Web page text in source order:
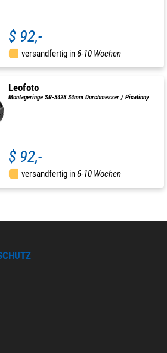
$ 92,-
versandfertig in6-10 Wochen
Leofoto
Montageringe SR-3428 34mm Durchmesser / Picatinny
$ 92,-
versandfertig in6-10 Wochen